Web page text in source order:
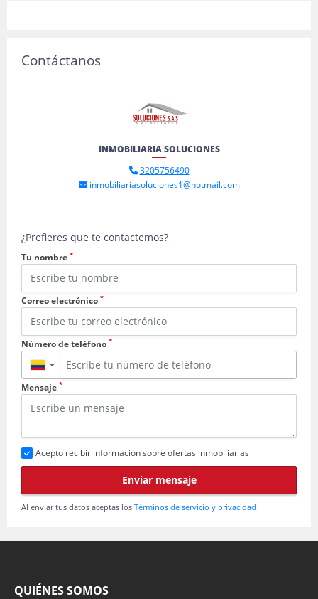
Contáctanos
INMOBILIARIA SOLUCIONES
3205756490
inmobiliariasoluciones1@hotmail.com
¿Prefieres que te contactemos?
Tu nombre *
Correo electrónico *
Número de teléfono *
▼
Mensaje *
Acepto recibir información sobre ofertas inmobiliarias
Enviar mensaje
Al enviar tus datos aceptas los Términos de servicio y privacidad
QUIÉNES SOMOS